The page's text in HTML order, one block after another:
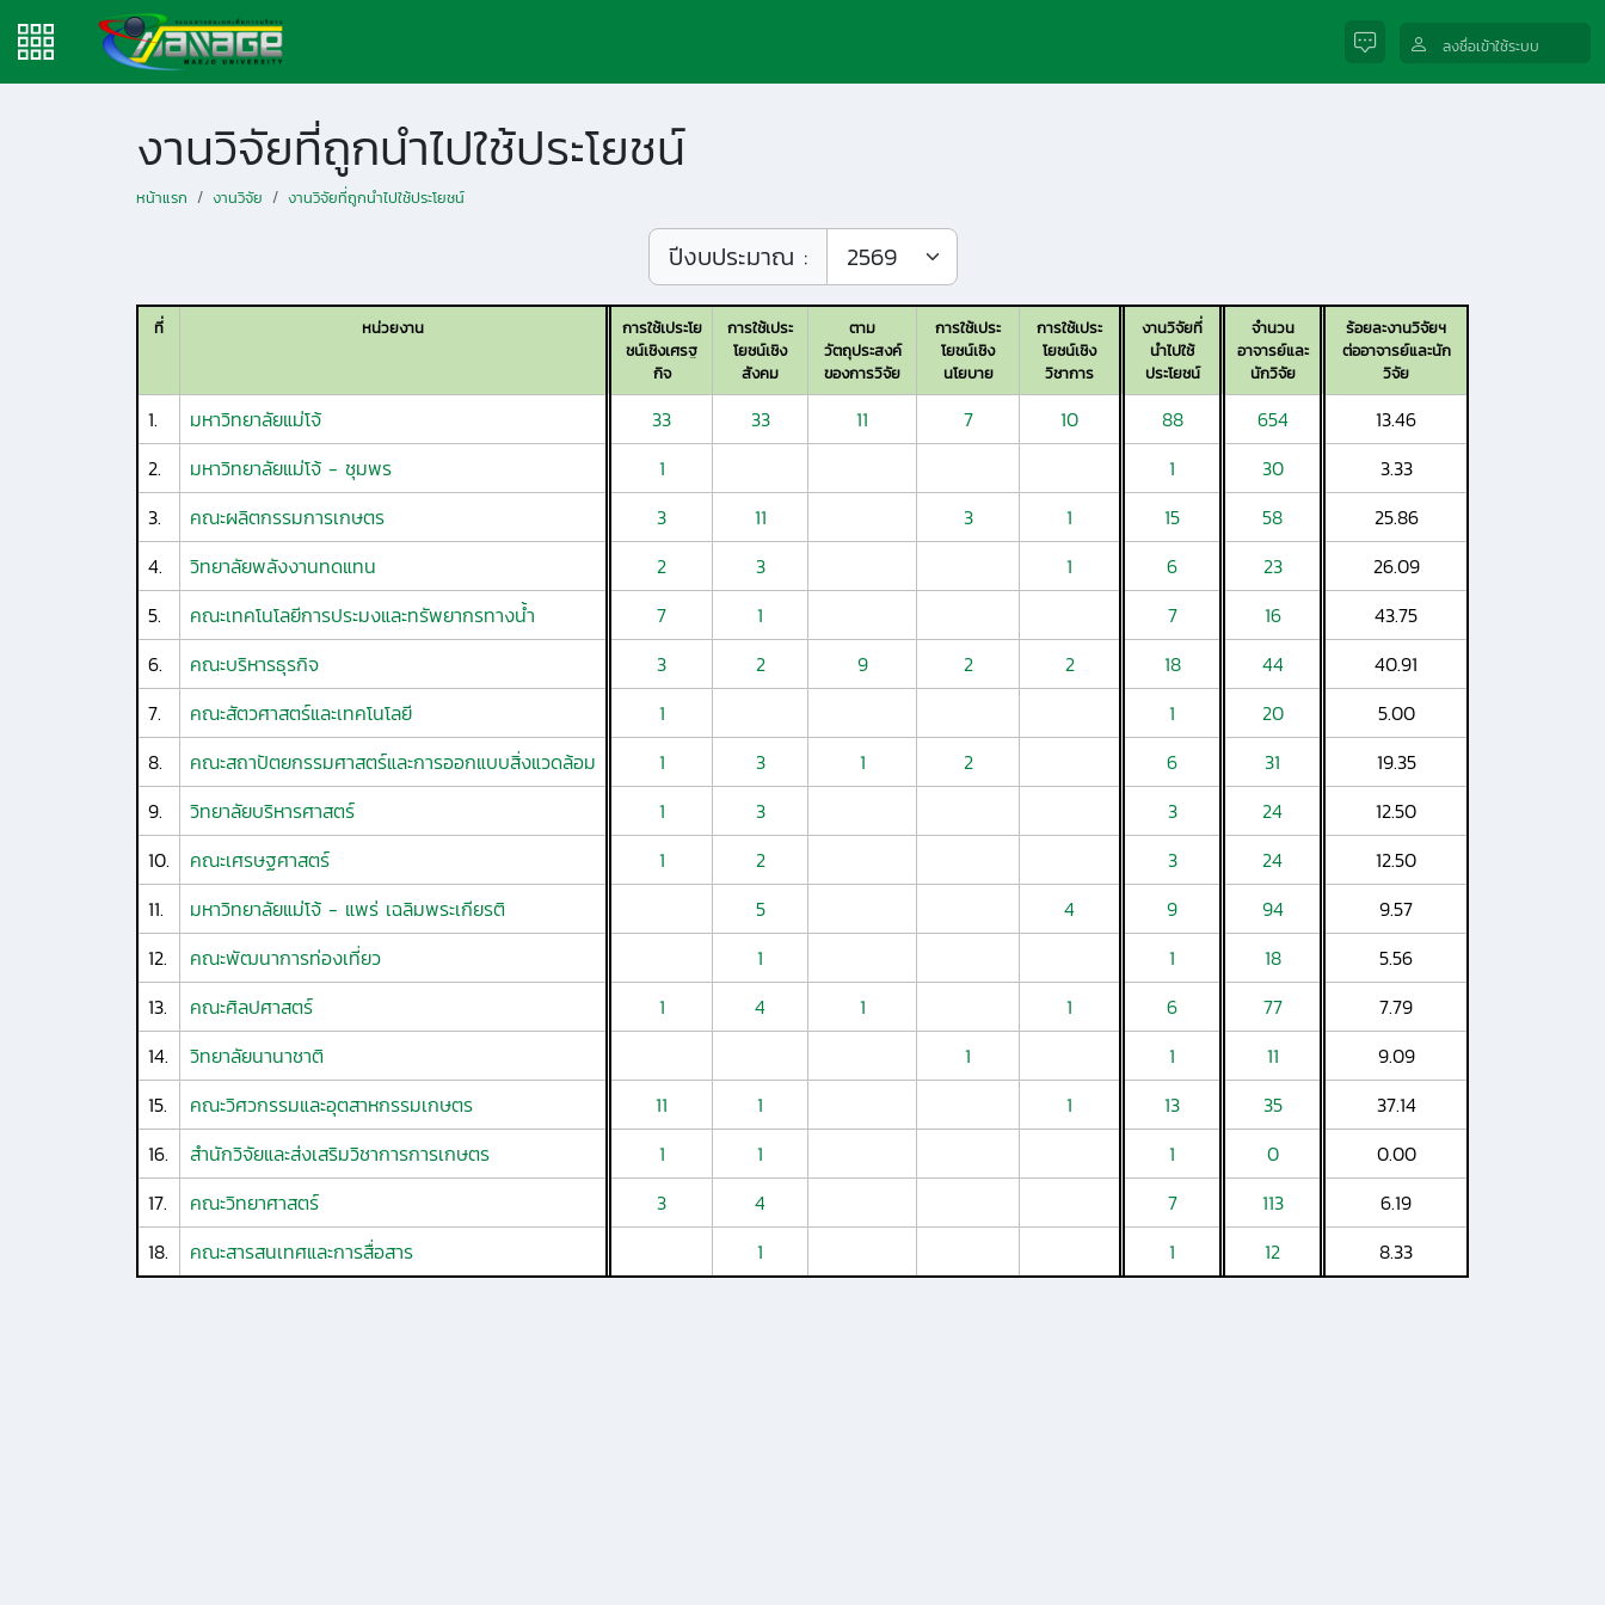
ลงชื่อเข้าใช้ระบบ
งานวิจัยที่ถูกนำไปใช้ประโยชน์
หน้าแรก งานวิจัย งานวิจัยที่ถูกนำไปใช้ประโยชน์
ปีงบประมาณ :
ที่ หน่วยงาน
การใช้เประโย
ชน์เชิงเศรฐ
กิจ
การใช้เประ
โยชน์เชิง
สังคม
ตาม
วัตถุประสงค์
ของการวิจัย
การใช้เประ
โยชน์เชิง
นโยบาย
การใช้เประ
โยชน์เชิง
วิชาการ
งานวิจัยที่
นำไปใช้
ประโยชน์
จำนวน
อาจารย์และ
นักวิจัย
ร้อยละงานวิจัยฯ
ต่ออาจารย์และนัก
วิจัย
1. มหาวิทยาลัยแม่โจ้ 33 33 11 7 10 88 654
13.46
2.
มหาวิทยาลัยแม่โจ้ - ชุมพร 1 1 30
3.33
3.
คณะผลิตกรรมการเกษตร 3 11 3 1 15 58
25.86
4.
วิทยาลัยพลังงานทดแทน 2 3 1 6 23
26.09
5.
คณะเทคโนโลยีการประมงและทรัพยากรทางน้ำ 7 1 7 16
43.75
6.
คณะบริหารธุรกิจ 3 2 9 2 2 18 44
40.91
7.
คณะสัตวศาสตร์และเทคโนโลยี 1 1 20
5.00
8.
คณะสถาปัตยกรรมศาสตร์และการออกแบบสิ่งแวดล้อม 1 3 1 2 6 31
19.35
9.
วิทยาลัยบริหารศาสตร์ 1 3 3 24
12.50
10.
คณะเศรษฐศาสตร์ 1 2 3 24
12.50
11.
มหาวิทยาลัยแม่โจ้ - แพร่ เฉลิมพระเกียรติ 5 4 9 94
9.57
12.
คณะพัฒนาการท่องเที่ยว 1 1 18
5.56
13.
คณะศิลปศาสตร์ 1 4 1 1 6 77
7.79
14.
วิทยาลัยนานาชาติ 1 1 11
9.09
15.
คณะวิศวกรรมและอุตสาหกรรมเกษตร 11 1 1 13 35
37.14
16.
สำนักวิจัยและส่งเสริมวิชาการการเกษตร 1 1 1 0
0.00
17.
คณะวิทยาศาสตร์ 3 4 7 113
6.19
18.
คณะสารสนเทศและการสื่อสาร 1 1 12 8.33